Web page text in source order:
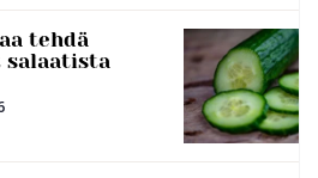
tehdä
salaatista